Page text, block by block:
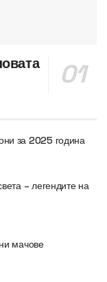
за 2025 година
– легендите на
мачове